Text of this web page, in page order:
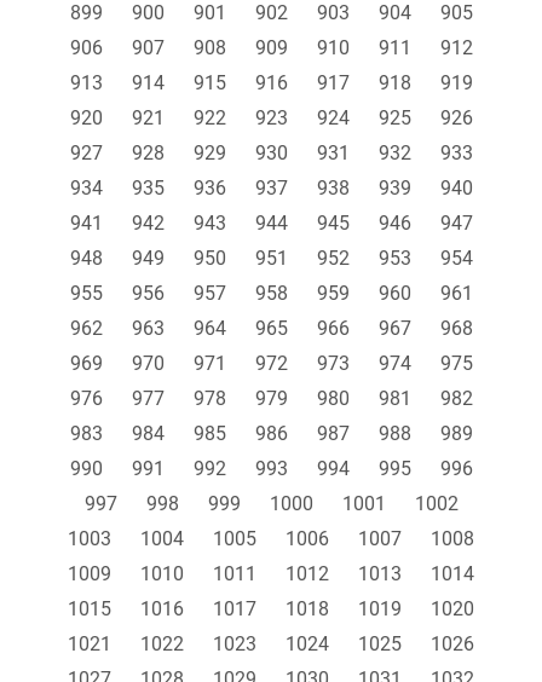
899
900 901 902 903 904
905
906
907 908 909 910 911
912
913
914 915 916 917 918
919
920
921 922 923 924 925
926
927
928 929 930 931 932
933
934
935 936 937 938 939
940
941
942 943 944 945 946
947
948
949 950 951 952 953
954
955
956 957 958 959 960
961
962
963 964 965 966 967
968
969
970 971 972 973 974
975
976
977 978 979 980 981
982
983
984 985 986 987 988
989
990
991 992 993 994 995
996
997
998 999 1000 1001
1002
1003
1004 1005 1006 1007
1008
1009
1010 1011 1012 1013
1014
1015
1016 1017 1018 1019
1020
1021
1022 1023 1024 1025
1026